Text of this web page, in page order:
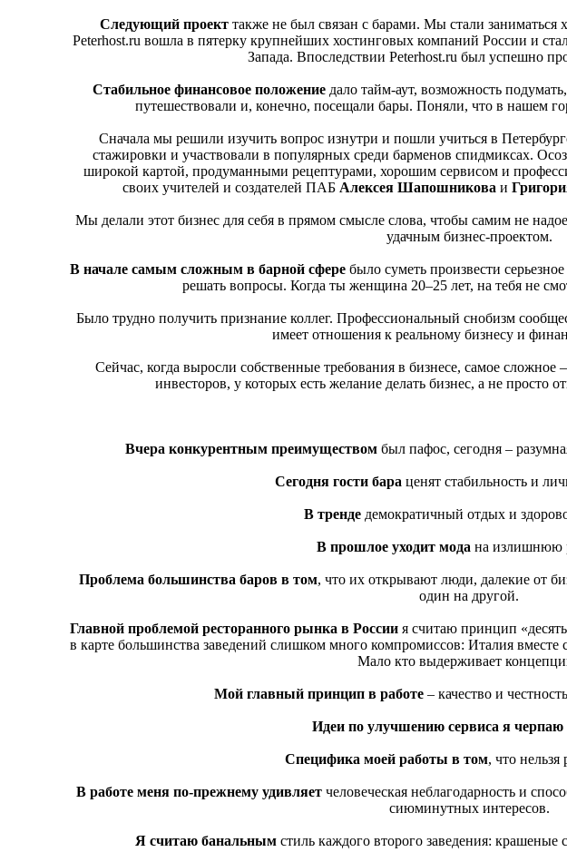
Следующий проект также не был связан с барами. Мы стали
Peterhost.ru вошла в пятерку крупнейших хостинговых компаний России и
Запада. Впоследствии Peterhost.ru был успешно
Стабильное финансовое положение дало тайм-аут, возможность
путешествовали и, конечно, посещали бары. Поняли, что в нашем
Сначала мы решили изучить вопрос изнутри и пошли учиться в
стажировки и участвовали в популярных среди барменов спидмиксах.
широкой картой, продуманными рецептурами, хорошим сервисом и
своих учителей и создателей ПАБ Алексея Шапошникова и
Мы делали этот бизнес для себя в прямом смысле слова, чтобы самим не
удачным бизнес-проектом.
В начале самым сложным в барной сфере было суметь произвести
решать вопросы. Когда ты женщина 20–25 лет, на тебя не
Было трудно получить признание коллег. Профессиональный снобизм
имеет отношения к реальному бизнесу и
Сейчас, когда выросли собственные требования в бизнесе, самое
инвесторов, у которых есть желание делать бизнес, а не просто
Вчера конкурентным преимуществом был пафос, сегодня –
Сегодня гости бара ценят стабильность и
В тренде демократичный отдых и
В прошлое уходит мода на излишнюю
Проблема большинства баров в том, что их открывают люди, далекие от
один на другой.
Главной проблемой ресторанного рынка в России я считаю принцип
в карте большинства заведений слишком много компромиссов: Италия
Мало кто выдерживает
Мой главный принцип в работе – качество и
Идеи по улучшению сервиса я черпаю
Специфика моей работы в том, что нельзя
В работе меня по-прежнему удивляет человеческая неблагодарность и
сиюминутных интересов.
Я считаю банальным стиль каждого второго заведения: